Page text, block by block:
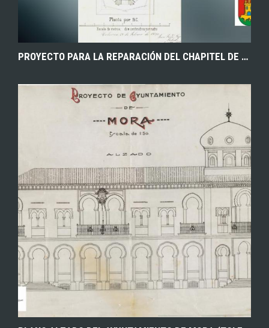
PROYECTO PARA LA REPARACIÓN DEL CHAPITEL DE LA TORRE DEL RELOJ DE TALAVERA DE LA REINA (TOLEDO). 1880. ARCHIVO MUNICIPAL DE TALAVERA DE LA REINA.